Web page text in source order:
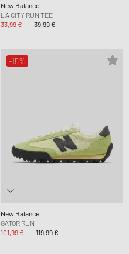
New Balance
LA CITY RUN TEE
33,99 €
39,99 €
-15%
New Balance
GATOR RUN
101,99 €
119,99 €